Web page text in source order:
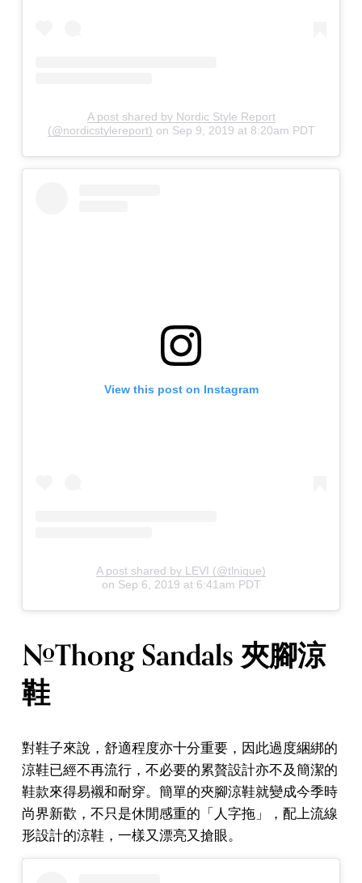
A post shared by Nordic Style Report
(@nordicstylereport) on Sep 9, 2019 at 8:20am PDT
View this post on Instagram
A post shared by LEVI (@tlnique)
on Sep 6, 2019 at 6:41am PDT
#Thong Sandals 夾腳涼
鞋
對鞋子來說，舒適程度亦十分重要，因此過度綑綁的
涼鞋已經不再流行，不必要的累贅設計亦不及簡潔的
鞋款來得易襯和耐穿。簡單的夾腳涼鞋就變成今季時
尚界新歡，不只是休閒感重的「人字拖」，配上流線
形設計的涼鞋，一樣又漂亮又搶眼。